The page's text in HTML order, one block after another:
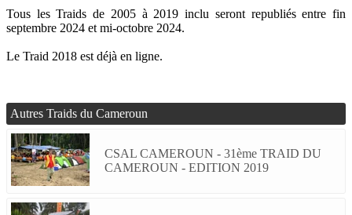
Tous les Traids de 2005 à 2019 inclu seront republiés entre fin
septembre 2024 et mi-octobre 2024.
Le Traid 2018 est déjà en ligne.
Autres Traids du Cameroun
CSAL CAMEROUN - 31ème TRAID DU
CAMEROUN - EDITION 2019